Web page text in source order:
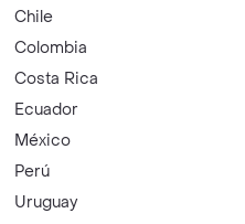
Chile
Colombia
Costa Rica
Ecuador
México
Perú
Uruguay